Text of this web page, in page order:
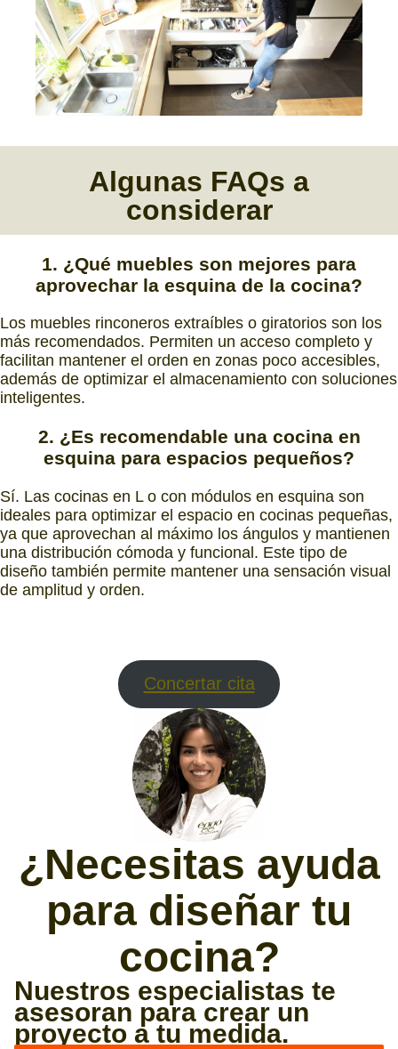
Algunas FAQs a
considerar
1. ¿Qué muebles son mejores para
aprovechar la esquina de la cocina?
Los muebles rinconeros extraíbles o giratorios son los
más recomendados. Permiten un acceso completo y
facilitan mantener el orden en zonas poco accesibles,
además de optimizar el almacenamiento con soluciones
inteligentes.
2. ¿Es recomendable una cocina en
esquina para espacios pequeños?
Sí. Las cocinas en L o con módulos en esquina son
ideales para optimizar el espacio en cocinas pequeñas,
ya que aprovechan al máximo los ángulos y mantienen
una distribución cómoda y funcional. Este tipo de
diseño también permite mantener una sensación visual
de amplitud y orden.
Concertar cita
¿Necesitas ayuda
para diseñar tu
cocina?
Nuestros especialistas te
asesoran para crear un
proyecto a tu medida.